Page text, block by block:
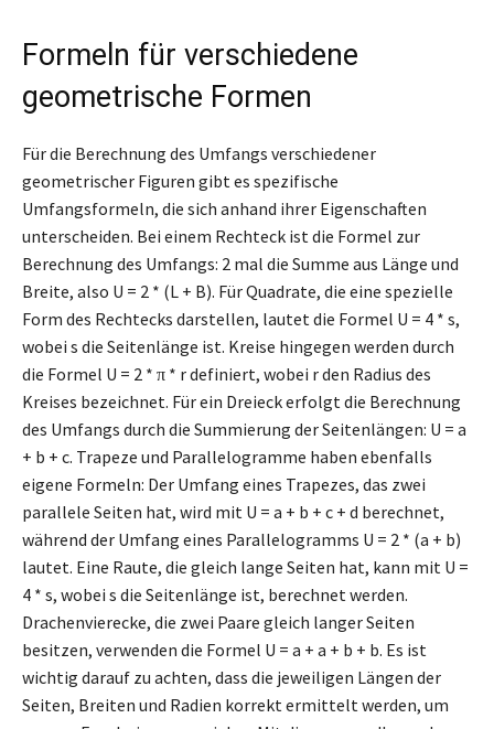
Formeln für verschiedene
geometrische Formen
Für die Berechnung des Umfangs verschiedener
geometrischer Figuren gibt es spezifische
Umfangsformeln, die sich anhand ihrer Eigenschaften
unterscheiden. Bei einem Rechteck ist die Formel zur
Berechnung des Umfangs: 2 mal die Summe aus Länge und
Breite, also U = 2 * (L + B). Für Quadrate, die eine spezielle
Form des Rechtecks darstellen, lautet die Formel U = 4 * s,
wobei s die Seitenlänge ist. Kreise hingegen werden durch
die Formel U = 2 * π * r definiert, wobei r den Radius des
Kreises bezeichnet. Für ein Dreieck erfolgt die Berechnung
des Umfangs durch die Summierung der Seitenlängen: U = a
+ b + c. Trapeze und Parallelogramme haben ebenfalls
eigene Formeln: Der Umfang eines Trapezes, das zwei
parallele Seiten hat, wird mit U = a + b + c + d berechnet,
während der Umfang eines Parallelogramms U = 2 * (a + b)
lautet. Eine Raute, die gleich lange Seiten hat, kann mit U =
4 * s, wobei s die Seitenlänge ist, berechnet werden.
Drachenvierecke, die zwei Paare gleich langer Seiten
besitzen, verwenden die Formel U = a + a + b + b. Es ist
wichtig darauf zu achten, dass die jeweiligen Längen der
Seiten, Breiten und Radien korrekt ermittelt werden, um